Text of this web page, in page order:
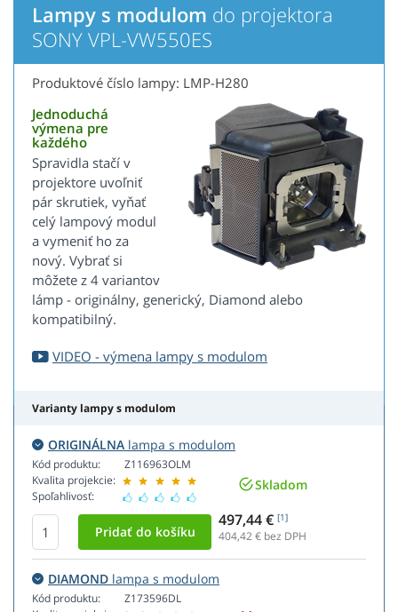
Lampy s modulom do projektora
SONY VPL-VW550ES
Produktové číslo lampy: LMP-H280
Jednoduchá
výmena pre
každého
Spravidla stačí v
projektore uvoľniť
pár skrutiek, vyňať
celý lampový modul
a vymeniť ho za
nový. Vybrať si
môžete z 4 variantov
lámp - originálny, generický, Diamond alebo
kompatibilný.
VIDEO - výmena lampy s modulom
Varianty lampy s modulom
ORIGINÁLNA lampa s modulom
Kód produktu:
Kvalita projekcie:
Spoľahlivosť:
Z116963OLM
Skladom
497,44 € [1]
404,42€ bez DPH
DIAMOND lampa s modulom
Kód produktu:
Z173596DL